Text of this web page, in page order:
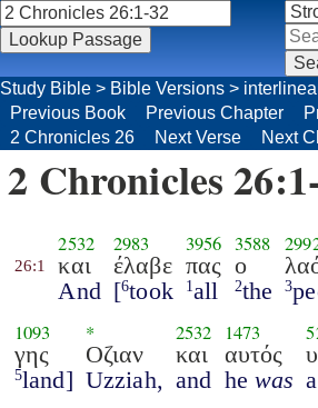
Study Bible > Bible Versions >
Previous Book
Previous Chapter
2 Chronicles 26
Next Verse Next
2 Chronicles
26:1
2532
και
And
2983
έλαβε
[6took
3956
πας
1 all
3588
ο
2the 3
1093
γης
5land]
*
Οζιαν
Uzziah,
2532
και
and
1473
αυτός
he was